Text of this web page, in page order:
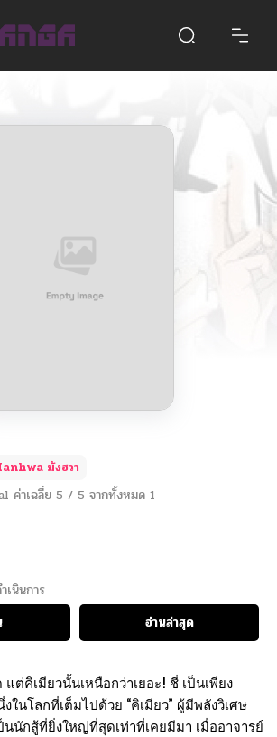
มังฮวา
ค่าเฉลี่ย 5 / 5 จากทั้งหมด 1
เนินการ
อ่านล่าสุด
ต่คิเมียวนั้นเหนือกว่าเยอะ! ชี่ เป็นเพียง
นโลกที่เต็มไปด้วย “คิเมียว” ผู้มีพลังวิเศษ
นนักสู้ที่ยิ่งใหญ่ที่สุดเท่าที่เคยมีมา เมื่ออาจารย์